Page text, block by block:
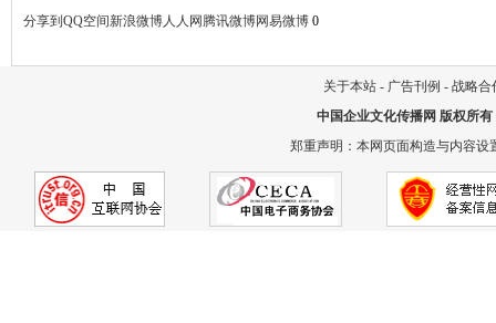
分享到 QQ空间新浪微博人人网 腾讯微博网易微博 0
关于本站 - 广告刊例 - 战略合
中国企业文化传播网 版权所有
郑重声明：本网页面构造与内容